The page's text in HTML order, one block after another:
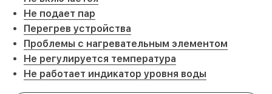
Не подает пар
Перегрев устройства
Проблемы с нагревательным элементом
Не регулируется температура
Не работает индикатор уровня воды